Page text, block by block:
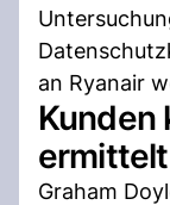
an Ryanair
Kunden
ermittelt
Graham